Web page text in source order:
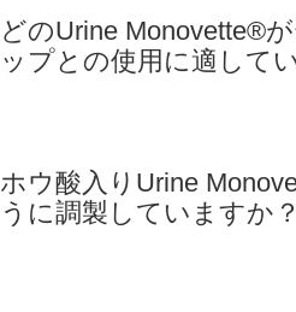
どのUrine Monovette®
ップとの使用に適して
ホウ酸入りUrine
うに調製していますか？